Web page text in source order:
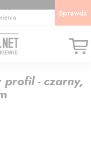
Sprawdź
profil - czarny,